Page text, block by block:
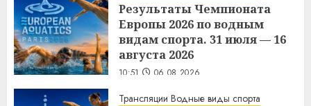
Результаты Чемпионата
Европы 2026 по водным
видам спорта. 31 июля — 16
августа 2026
10:51 06.08.2026
Трансляции Водные виды спорта